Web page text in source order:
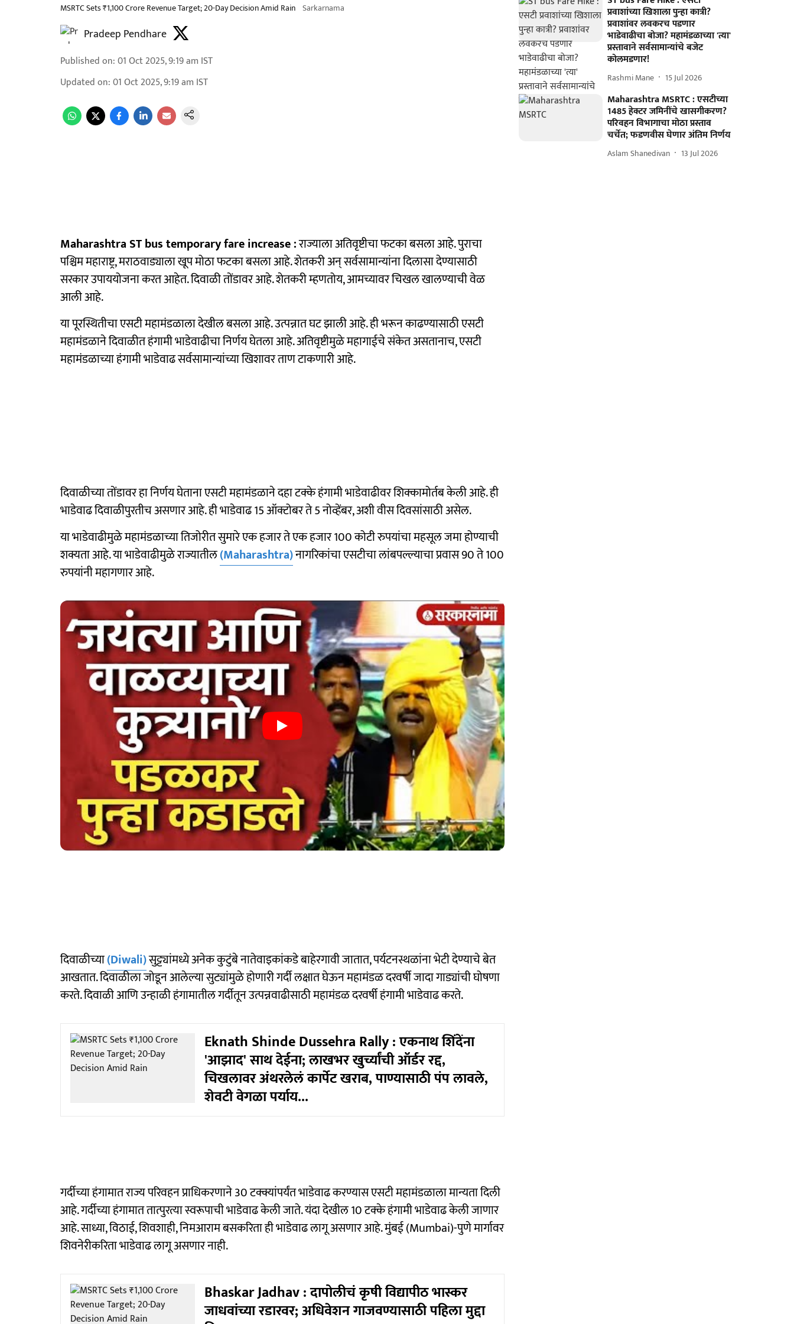
MSRTC Sets ₹1,100 Crore Revenue Target; 20-Day Decision Amid Rain Sarkarnama
Pradeep Pendhare
Published on:01 Oct 2025, 9:19 am IST
Updated on:01 Oct 2025, 9:19 am IST
Maharashtra ST bus temporary fare increase :राज्याला अतिवृष्टीचा फटका बसला आहे. पुराचा
पश्चिम महाराष्ट्र, मराठवाड्याला खूप मोठा फटका बसला आहे. शेतकरी अन् सर्वसामान्यांना दिलासा देण्यासाठी
सरकार उपाययोजना करत आहेत. दिवाळी तोंडावर आहे. शेतकरी म्हणतोय, आमच्यावर चिखल खालण्याची वेळ
आली आहे.
या पूरस्थितीचा एसटी महामंडळाला देखील बसला आहे. उत्पन्नात घट झाली आहे. ही भरून काढण्यासाठी एसटी
महामंडळाने दिवाळीत हंगामी भाडेवाढीचा निर्णय घेतला आहे. अतिवृष्टीमुळे महागाईचे संकेत असतानाच, एसटी
महामंडळाच्या हंगामी भाडेवाढ सर्वसामान्यांच्या खिशावर ताण टाकणारी आहे.
दिवाळीच्या तोंडावर हा निर्णय घेताना एसटी महामंडळाने दहा टक्के हंगामी भाडेवाढीवर शिक्कामोर्तब केली आहे. ही
भाडेवाढ दिवाळीपुरतीच असणार आहे. ही भाडेवाढ 15 ऑक्टोबर ते 5 नोव्हेंबर, अशी वीस दिवसांसाठी असेल.
या भाडेवाढीमुळे महामंडळाच्या तिजोरीत सुमारे एक हजार ते एक हजार 100 कोटी रुपयांचा महसूल जमा होण्याची
शक्यता आहे. या भाडेवाढीमुळे राज्यातील(Maharashtra)नागरिकांचा एसटीचा लांबपल्ल्याचा प्रवास 90 ते 100
रुपयांनी महागणार आहे.
दिवाळीच्या(Diwali)सुट्ट्यांमध्ये अनेक कुटुंबे नातेवाइकांकडे बाहेरगावी जातात, पर्यटनस्थळांना भेटी देण्याचे बेत
आखतात. दिवाळीला जोडून आलेल्या सुट्यांमुळे होणारी गर्दी लक्षात घेऊन महामंडळ दरवर्षी जादा गाड्यांची घोषणा
करते. दिवाळी आणि उन्हाळी हंगामातील गर्दीतून उत्पन्नवाढीसाठी महामंडळ दरवर्षी हंगामी भाडेवाढ करते.
Eknath Shinde Dussehra Rally : एकनाथ शिंदेंना
'आझाद' साथ देईना; लाखभर खुर्च्यांची ऑर्डर रद्द,
चिखलावर अंथरलेलं कार्पेट खराब, पाण्यासाठी पंप लावले,
शेवटी वेगळा पर्याय...
गर्दीच्या हंगामात राज्य परिवहन प्राधिकरणाने 30 टक्क्यांपर्यंत भाडेवाढ करण्यास एसटी महामंडळाला मान्यता दिली
आहे. गर्दीच्या हंगामात तात्पुरत्या स्वरूपाची भाडेवाढ केली जाते. यंदा देखील 10 टक्के हंगामी भाडेवाढ केली जाणार
आहे. साध्या, विठाई, शिवशाही, निमआराम बसकरिता ही भाडेवाढ लागू असणार आहे. मुंबई (Mumbai)-पुणे मार्गावर
शिवनेरीकरिता भाडेवाढ लागू असणार नाही.
Bhaskar Jadhav : दापोलीचं कृषी विद्यापीठ भास्कर
जाधवांच्या रडारवर; अधिवेशन गाजवण्यासाठी पहिला मुद्दा
प्रवाशांच्या खिशाला पुन्हा कात्री?
प्रवाशांवर लवकरच पडणार
भाडेवाढीचा बोजा? महामंडळाच्या 'त्या'
प्रस्तावाने सर्वसामान्यांचे बजेट
कोलमडणार!
Rashmi Mane 15 Jul 2026
Maharashtra MSRTC : एसटीच्या
1485 हेक्टर जमिनींचे खासगीकरण?
परिवहन विभागाचा मोठा प्रस्ताव
चर्चेत; फडणवीस घेणार अंतिम निर्णय
Aslam Shanedivan 13 Jul 2026